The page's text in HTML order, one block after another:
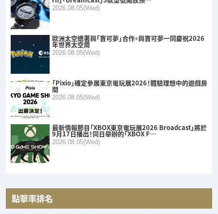
2026.08.05(Wed)
歐洲太空總署與「寶可夢」合作。與寶可夢一同慶祝2026
年世界太空周
2026.08.05(Wed)
「Pixio」確定參展東京電玩展2026！體驗理想中的遊戲房
間
2026.08.05(Wed)
最新情報節目「XBOX東京電玩展2026 Broadcast」將於
9月17日播出！同日舉辦的「XBOX F…
2026.08.05(Wed)
點擊率排名